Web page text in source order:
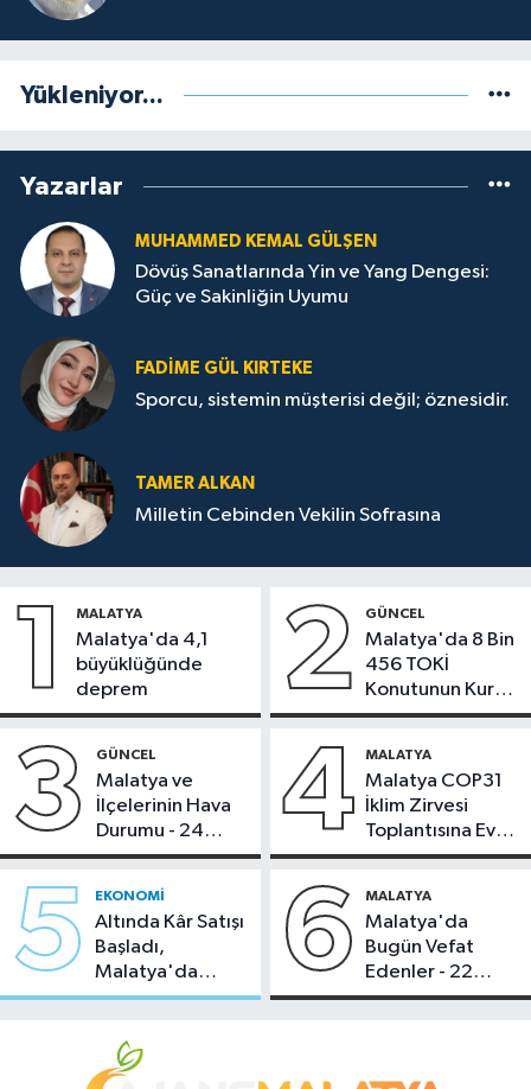
Yükleniyor...
Yazarlar
MUHAMMED KEMAL GÜLŞEN
Dövüş Sanatlarında Yin ve Yang Dengesi:
Güç ve Sakinliğin Uyumu
FADIME GÜL KIRTEKE
Sporcu, sistemin müşterisi değil; öznesidir.
TAMER ALKAN
Milletin Cebinden Vekilin Sofrasına
1 MALATYA
Malatya'da 4,1
büyüklüğünde
deprem
2 GÜNCEL
Malatya'da 8 Bin
456 TOKİ
Konutunun Kurası
Bugün Çekiliyor
3 GÜNCEL
Malatya ve
İlçelerinin Hava
Durumu - 24
Temmuz 2026
4 MALATYA
Malatya COP31
İklim Zirvesi
Toplantısına Ev
Sahipliği Yaptı
5 EKONOMI
Altında Kâr Satışı
Başladı,
Malatya'da
Makas Ne
6 MALATYA
Malatya'da
Bugün Vefat
Edenler - 22
Temmuz 2026